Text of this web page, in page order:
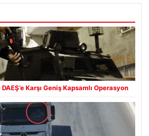
Karşı Geniş Kapsamlı Operasyon